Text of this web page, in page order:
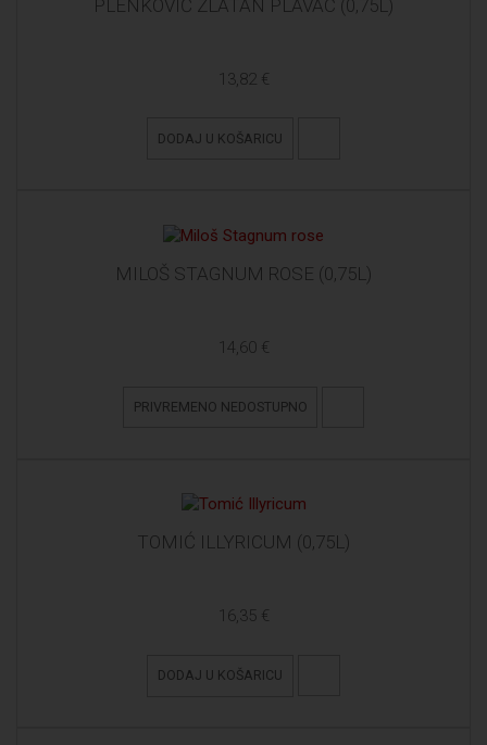
PLENKOVIĆ ZLATAN PLAVAC (0,75L)
13,82 €
DODAJ U KOŠARICU
MILOŠ STAGNUM ROSE (0,75L)
14,60 €
PRIVREMENO NEDOSTUPNO
TOMIĆ ILLYRICUM (0,75L)
16,35 €
DODAJ U KOŠARICU